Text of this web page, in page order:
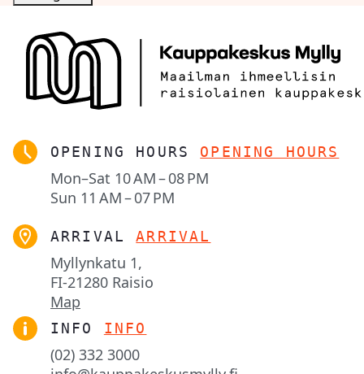
OPENING HOURS OPENING HOURS
Mon–Sat 10 AM – 08 PM
Sun 11 AM – 07 PM
ARRIVAL ARRIVAL
Myllynkatu 1,
FI-21280 Raisio
Map
INFO INFO
(02) 332 3000